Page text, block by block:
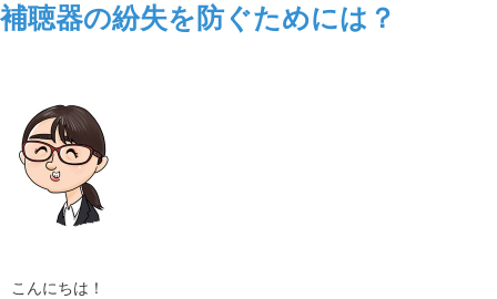
補聴器の紛失を防ぐためには？
こんにちは！